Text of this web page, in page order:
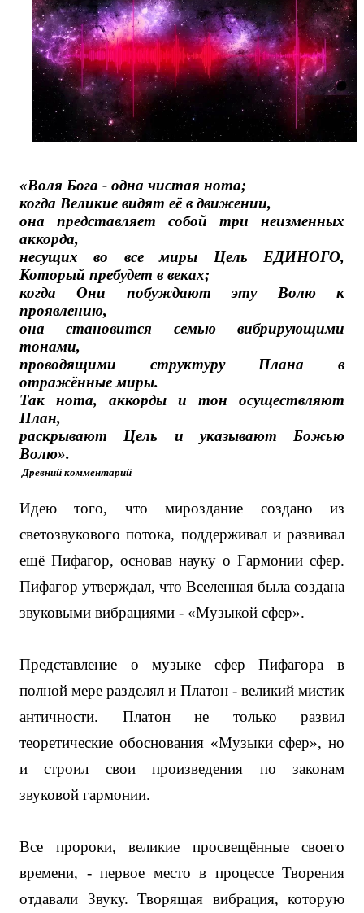
«Воля Бога - одна чистая нота;
когда Великие видят её в движении,
она представляет собой три неизменных
аккорда,
несущих во все миры Цель ЕДИНОГО,
Который пребудет в веках;
когда Они побуждают эту Волю к
проявлению,
она становится семью вибрирующими
тонами,
проводящими структуру Плана в
отражённые миры.
Так нота, аккорды и тон осуществляют
План,
раскрывают Цель и указывают Божью
Волю».
Древний комментарий
Идею того, что мироздание создано из
светозвукового потока, поддерживал и развивал
ещё Пифагор, основав науку о Гармонии сфер.
Пифагор утверждал, что Вселенная была создана
звуковыми вибрациями - «Музыкой сфер».
Представление о музыке сфер Пифагора в
полной мере разделял и Платон - великий мистик
античности. Платон не только развил
теоретические обоснования «Музыки сфер», но
и строил свои произведения по законам
звуковой гармонии.
Все пророки, великие просвещённые своего
времени, - первое место в процессе Творения
отдавали Звуку. Творящая вибрация, которую